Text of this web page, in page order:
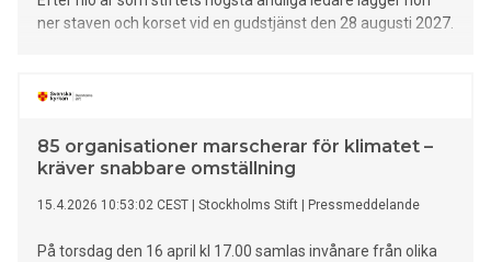
ner staven och korset vid en gudstjänst den 28 augusti 2027.
85 organisationer marscherar för klimatet –
kräver snabbare omställning
15.4.2026 10:53:02 CEST Stockholms Stift Pressmeddelande
På torsdag den 16 april kl 17.00 samlas invånare från olika